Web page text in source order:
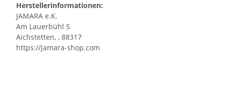
Herstellerinformationen:
JAMARA e.K.
Am Lauerbühl 5
Aichstetten, , 88317
https://jamara-shop.com